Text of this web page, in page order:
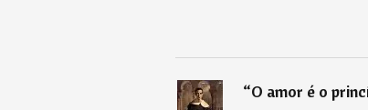
“O amor é o